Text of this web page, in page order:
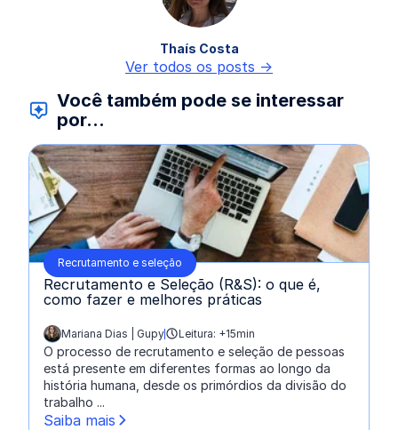
Thaís Costa
Ver todos os posts ->
Você também pode se interessar
por...
Recrutamento e seleção
Recrutamento e Seleção (R&S): o que é,
como fazer e melhores práticas
escrito por:
Mariana Dias | Gupy Leitura: +15min
O processo de recrutamento e seleção de pessoas
está presente em diferentes formas ao longo da
história humana, desde os primórdios da divisão do
trabalho ...
Saiba mais